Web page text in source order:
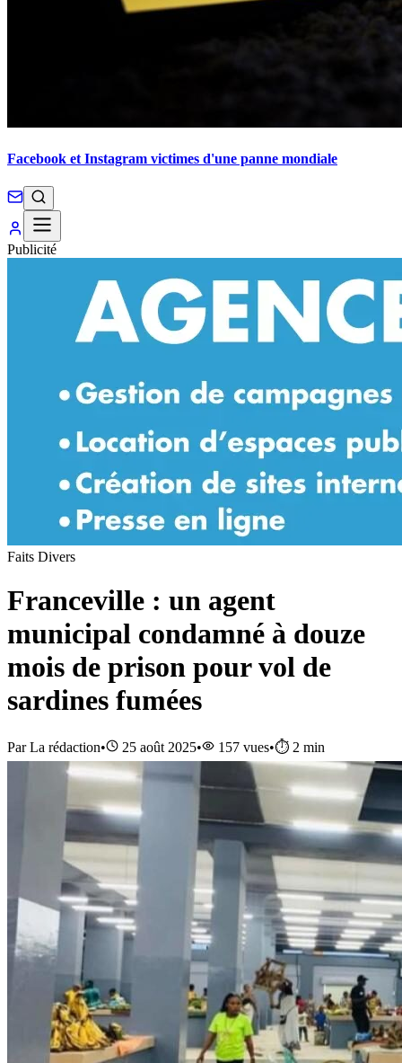
Facebook et Instagram victimes d'une panne mondiale
Publicité
Faits Divers
Franceville : un agent
municipal condamné à douze
mois de prison pour vol de
sardines fumées
ParLa rédaction• 25 août 2025• 157 vues•⏱️ 2 min